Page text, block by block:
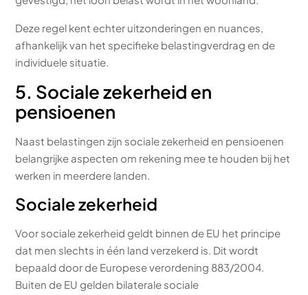
Deze regel kent echter uitzonderingen en nuances,
afhankelijk van het specifieke belastingverdrag en de
individuele situatie.
5. Sociale zekerheid en
pensioenen
Naast belastingen zijn sociale zekerheid en pensioenen
belangrijke aspecten om rekening mee te houden bij het
werken in meerdere landen.
Sociale zekerheid
Voor sociale zekerheid geldt binnen de EU het principe
dat men slechts in één land verzekerd is. Dit wordt
bepaald door de Europese verordening 883/2004.
Buiten de EU gelden bilaterale sociale